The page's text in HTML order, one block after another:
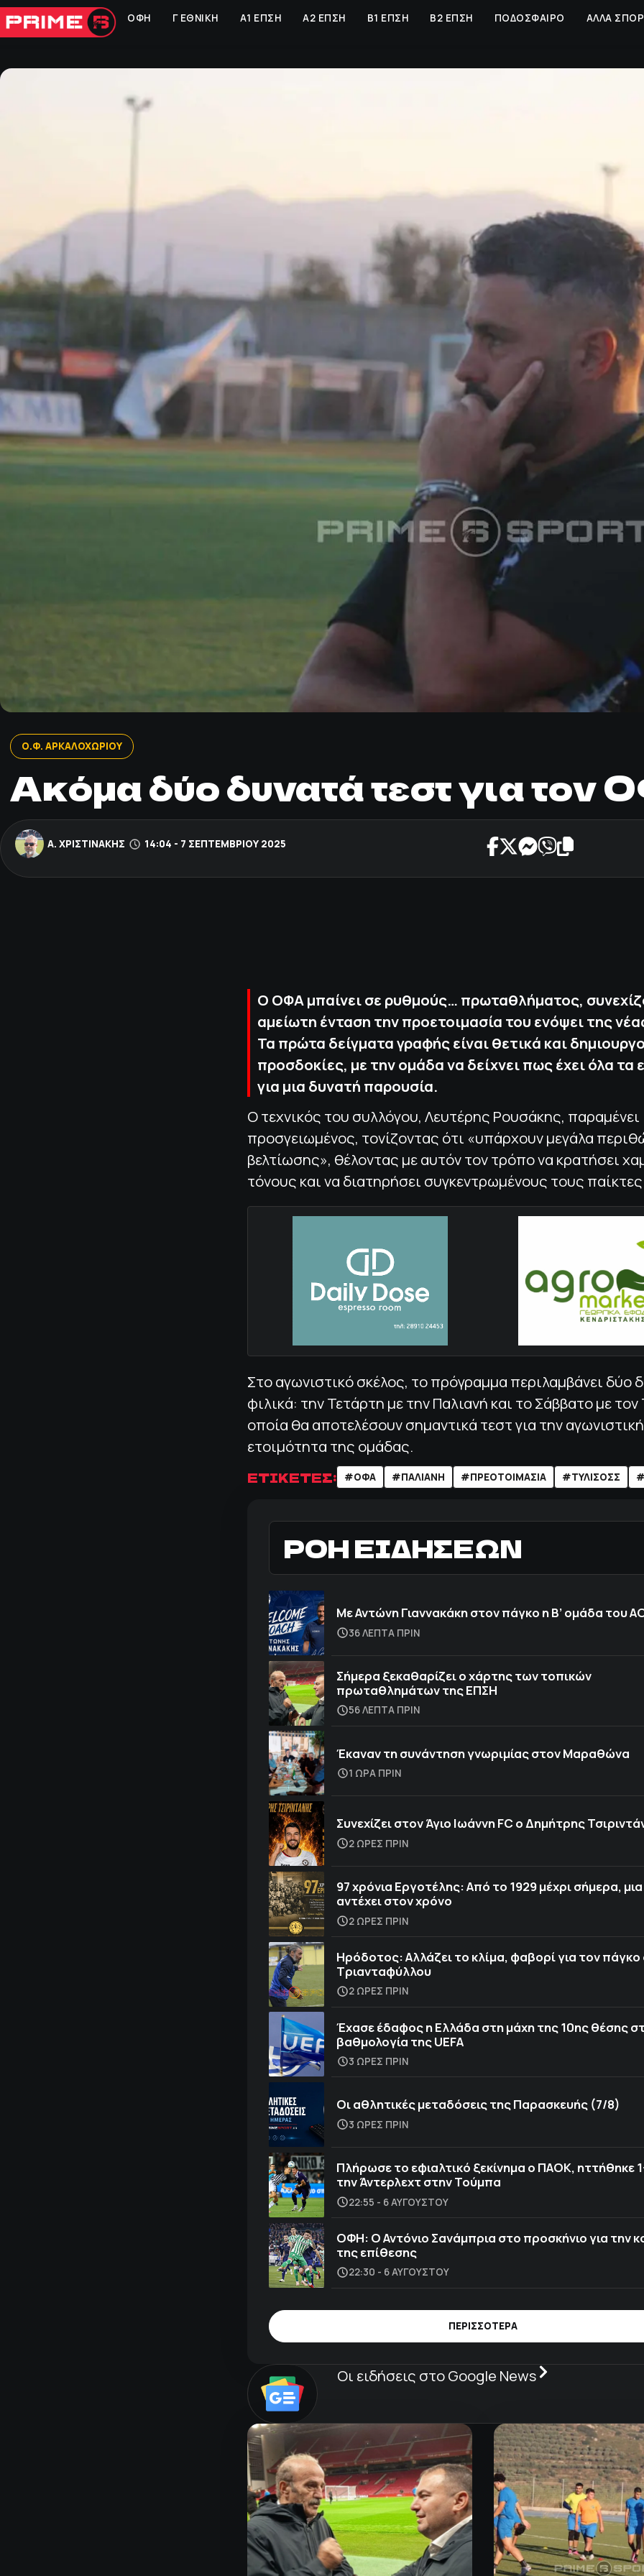
ΟΦΗ Γ ΕΘΝΙΚΗ Α1 ΕΠΣΗ Α2 ΕΠΣΗ Β1 ΕΠΣΗ Β2 ΕΠΣΗ ΠΟΔΟΣΦΑΙΡΟ ΑΛΛΑ ΣΠΟΡ
Ο.Φ. ΑΡΚΑΛΟΧΩΡΙΟΥ
Ακόμα δύο δυνατά τεστ για τον
Α. ΧΡΙΣΤΙΝΆΚΗΣ 14:04 - 7 ΣΕΠΤΕΜΒΡΊΟΥ 2025
Ο ΟΦΑ μπαίνει σε ρυθμούς… πρωταθλήματος,
αμείωτη ένταση την προετοιμασία του ενόψει της
Τα πρώτα δείγματα γραφής είναι θετικά και
προσδοκίες, με την ομάδα να δείχνει πως έχει όλα τα
για μια δυνατή παρουσία.
Ο τεχνικός του συλλόγου, Λευτέρης Ρουσάκης, παραμένει
προσγειωμένος, τονίζοντας ότι «υπάρχουν μεγάλα
βελτίωσης», θέλοντας με αυτόν τον τρόπο να κρατήσει
τόνους και να διατηρήσει συγκεντρωμένους τους
Στο αγωνιστικό σκέλος, το πρόγραμμα περιλαμβάνει δύο
φιλικά: την Τετάρτη με την Παλιανή και το Σάββατο με
οποία θα αποτελέσουν σημαντικά τεστ για την αγωνιστική
ετοιμότητα της ομάδας.
ΕΤΙΚΕΤΕΣ: #ΟΦΑ #ΠΑΛΙΑΝΗ #ΠΡΕΟΤΟΙΜΑΣΙΑ #ΤΥΛΙΣΟΣΣ
ΡΟΗ ΕΙΔΗΣΕΩΝ
Με Αντώνη Γιαννακάκη στον πάγκο η Β’ ομάδα του
36 ΛΕΠΤΑ ΠΡΙΝ
Σήμερα ξεκαθαρίζει ο χάρτης των τοπικών
πρωταθλημάτων της ΕΠΣΗ
56 ΛΕΠΤΑ ΠΡΙΝ
Έκαναν τη συνάντηση γνωριμίας στον Μαραθώνα
1 ΩΡΑ ΠΡΙΝ
Συνεχίζει στον Άγιο Ιωάννη FC ο Δημήτρης
2 ΩΡΕΣ ΠΡΙΝ
97 χρόνια Εργοτέλης: Από το 1929 μέχρι σήμερα,
αντέχει στον χρόνο
2 ΩΡΕΣ ΠΡΙΝ
Ηρόδοτος: Αλλάζει το κλίμα, φαβορί για τον
Τριανταφύλλου
2 ΩΡΕΣ ΠΡΙΝ
Έχασε έδαφος η Ελλάδα στη μάχη της 10ης θέσης
βαθμολογία της UEFA
3 ΩΡΕΣ ΠΡΙΝ
Οι αθλητικές μεταδόσεις της Παρασκευής (7/8)
3 ΩΡΕΣ ΠΡΙΝ
Πλήρωσε το εφιαλτικό ξεκίνημα ο ΠΑΟΚ, ηττήθηκε
την Άντερλεχτ στην Τούμπα
22:55 - 6 ΑΥΓΟΎΣΤΟΥ
ΟΦΗ: Ο Αντόνιο Σανάμπρια στο προσκήνιο για την
της επίθεσης
22:30 - 6 ΑΥΓΟΎΣΤΟΥ
ΠΕΡΙΣΣΟΤΕΡΑ
Οι ειδήσεις στο Google News